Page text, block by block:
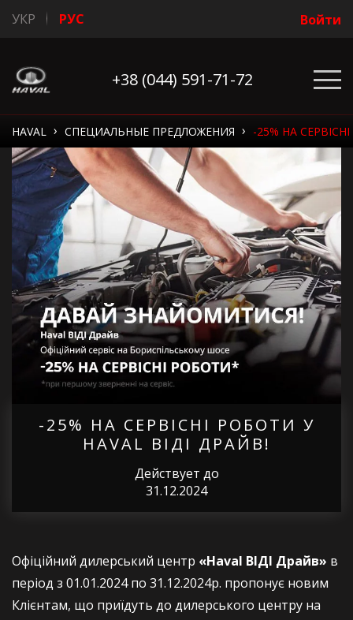
УКР РУС Войти
+38 (044) 591-71-72
HAVAL › СПЕЦИАЛЬНЫЕ ПРЕДЛОЖЕНИЯ › -25% НА
-25% НА СЕРВІСНІ РОБОТИ У
HAVAL ВІДІ ДРАЙВ!
Действует до
31.12.2024
Офіційний дилерський центр «Haval ВІДІ Драйв» в
період з 01.01.2024 по 31.12.2024р. пропонує новим
Клієнтам, що приїдуть до дилерського центру на